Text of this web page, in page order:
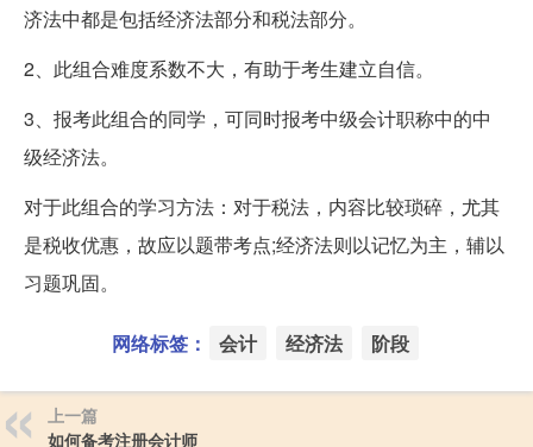
济法中都是包括经济法部分和税法部分。
2、此组合难度系数不大，有助于考生建立自信。
3、报考此组合的同学，可同时报考中级会计职称中的中
级经济法。
对于此组合的学习方法：对于税法，内容比较琐碎，尤其
是税收优惠，故应以题带考点;经济法则以记忆为主，辅以
习题巩固。
网络标签： 会计 经济法 阶段
上一篇
如何备考注册会计师